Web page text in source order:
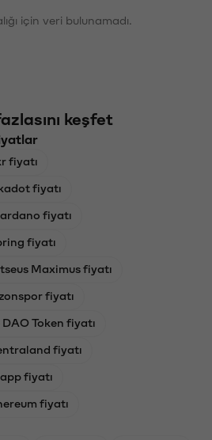
için veri bulunamadı.
keşfet
fiyatı
fiyatı
fiyatı
fiyatı
Maximus fiyatı
fiyatı
Token fiyatı
fiyatı
fiyatı
fiyatı